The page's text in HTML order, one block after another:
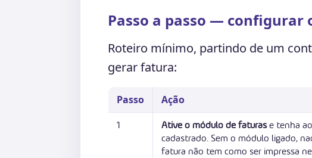
Passo a passo —
Roteiro mínimo, partindo de um
gerar fatura:
Passo Ação
1 Ative o módulo de faturase tenha
cadastrado. Sem o módulo ligado,
fatura não tem como ser impressa